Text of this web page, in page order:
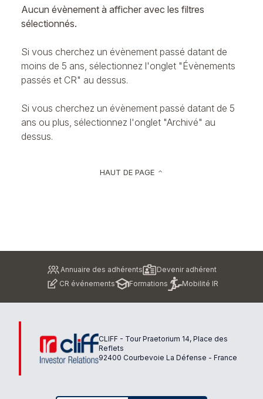
Aucun évènement à afficher avec les filtres
sélectionnés.
Si vous cherchez un évènement passé datant de
moins de 5 ans, sélectionnez l'onglet "Évènements
passés et CR" au dessus.
Si vous cherchez un évènement passé datant de 5
ans ou plus, sélectionnez l'onglet "Archivé" au
dessus.
HAUT DE PAGE keyboard_arrow_up
Annuaire des adhérents
Devenir adhérent
CR événements
Formations Mobilité IR
CLIFF - Tour Praetorium 14, Place des
Reflets
92400 Courbevoie La Défense - France